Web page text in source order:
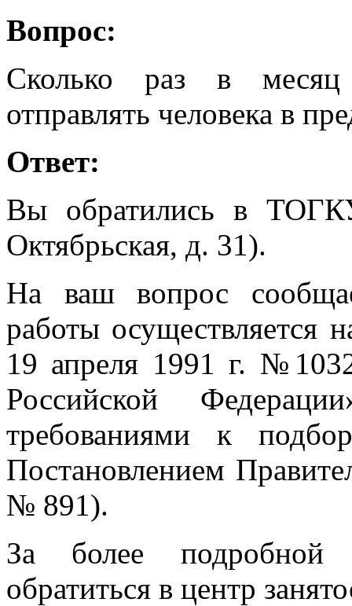
Вопрос:
Сколько раз в
отправлять человека в
Ответ:
Вы обратились в
Октябрьская, д. 31).
На ваш вопрос
работы осуществляется
19 апреля 1991 г.
Российской
требованиями к
Постановлением
№ 891).
За более подробной
обратиться в центр